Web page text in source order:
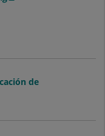
de